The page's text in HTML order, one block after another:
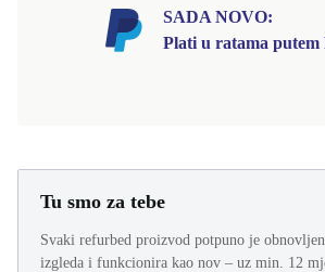
SADA NOVO:
Plati u ratama putem
Tu smo za tebe
Svaki refurbed proizvod potpuno je
izgleda i funkcionira kao nov – uz min. 12